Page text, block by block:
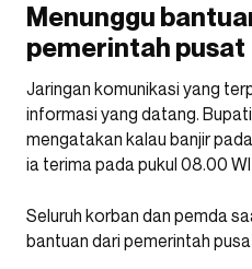
Menunggu
pemerintah pusat
Jaringan komunikasi yang
informasi yang datang.
mengatakan kalau banjir
ia terima pada pukul 08.00
Seluruh korban dan pemda
bantuan dari pemerintah